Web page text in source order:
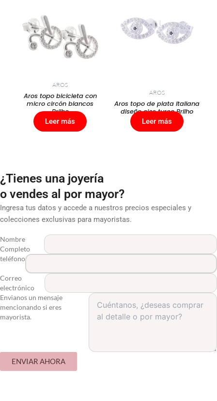
AROS
Aros topo bicicleta con
micro circón blancos
Brilho
Leer más
AROS
Aros topo de plata italiana
diseño ojos turco Brilho
Leer más
¿Tienes una joyería
o vendes al por mayor?
Ingresa tus datos y accede a nuestros precios especiales y
colecciones exclusivas para mayoristas.
Nombre
Completo
teléfono
Correo
electrónico
Envianos un mensaje
mencionando si eres
mayorista.
ENVIAR AHORA